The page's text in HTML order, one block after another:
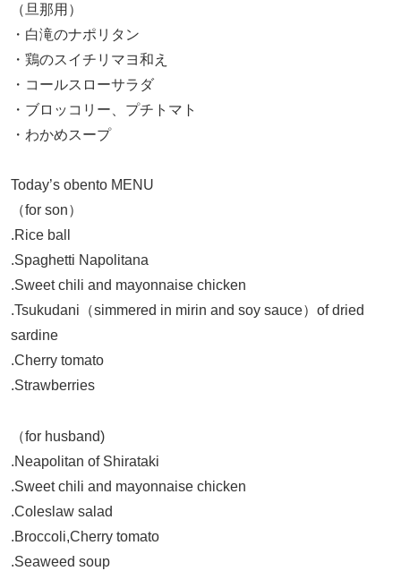
（旦那用）
・白滝のナポリタン
・鶏のスイチリマヨ和え
・コールスローサラダ
・ブロッコリー、プチトマト
・わかめスープ
Today’s obento MENU
（for son）
.Rice ball
.Spaghetti Napolitana
.Sweet chili and mayonnaise chicken
.Tsukudani（simmered in mirin and soy sauce）of dried
sardine
.Cherry tomato
.Strawberries
（for husband)
.Neapolitan of Shirataki
.Sweet chili and mayonnaise chicken
.Coleslaw salad
.Broccoli,Cherry tomato
.Seaweed soup